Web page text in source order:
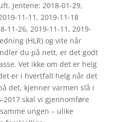
Jentene: 2018-01-29,
11-11, 2019-11-18
11-26, 2019-11-11, 2019-
(HLR) og vite når
du på nett, er det godt
Vet ikke om det er helg
er i hvertfall helg når det
det, kjenner varmen slå i
skal vi gjennomføre
ungen – ulike